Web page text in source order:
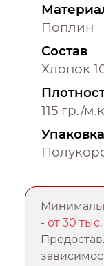
Поплин
Состав
Хлопок
115 гр./
Упаковка
-от 30